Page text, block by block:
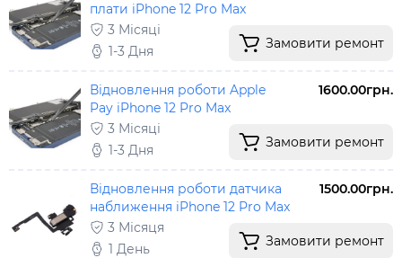
плати iPhone 12 Pro Max
3 Місяці
1-3 Дня Замовити ремонт
Відновлення роботи Apple
Pay iPhone 12 Pro Max
3 Місяці
1600.00грн.
1-3 Дня Замовити ремонт
Відновлення роботи датчика
наближення iPhone 12 Pro Max
3 Місяця
1500.00грн.
1 День Замовити ремонт